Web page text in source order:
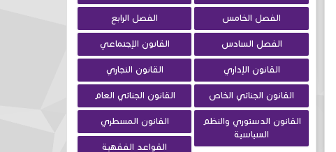
الفصل الخامس الفصل الرابع
الفصل السادس القانون الإجتماعي
القانون الإداري القانون التجاري
القانون الجنائي الخاص القانون الجنائي العام
القانون الدستوري والنظم
السياسية
القانون المسطري
القواعد الفقهية